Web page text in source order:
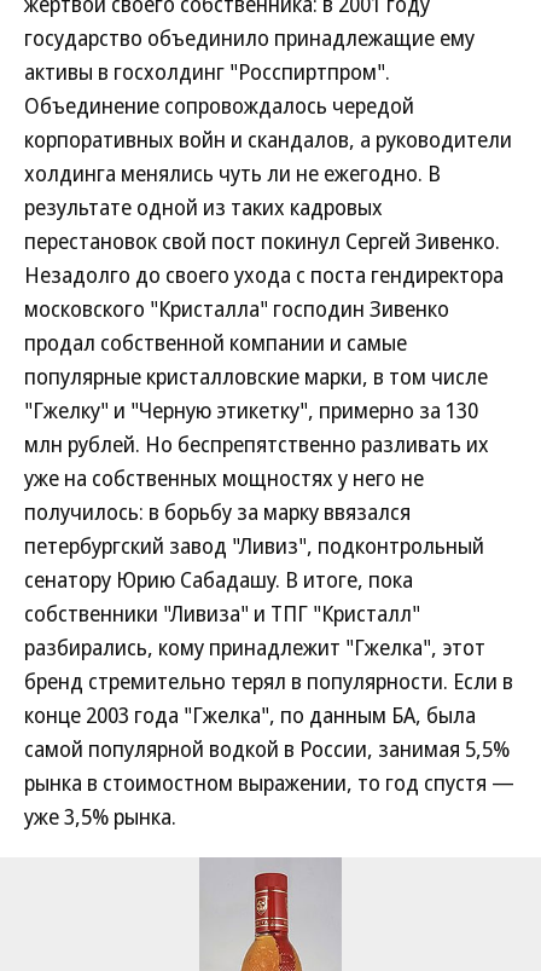
государство объединило принадлежащие ему
активы в госхолдинг "Росспиртпром".
Объединение сопровождалось чередой
корпоративных войн и скандалов, а руководители
холдинга менялись чуть ли не ежегодно. В
результате одной из таких кадровых
перестановок свой пост покинул Сергей Зивенко.
Незадолго до своего ухода с поста гендиректора
московского "Кристалла" господин Зивенко
продал собственной компании и самые
популярные кристалловские марки, в том числе
"Гжелку" и "Черную этикетку", примерно за 130
млн рублей. Но беспрепятственно разливать их
уже на собственных мощностях у него не
получилось: в борьбу за марку ввязался
петербургский завод "Ливиз", подконтрольный
сенатору Юрию Сабадашу. В итоге, пока
собственники "Ливиза" и ТПГ "Кристалл"
разбирались, кому принадлежит "Гжелка", этот
бренд стремительно терял в популярности. Если в
конце 2003 года "Гжелка", по данным БА, была
самой популярной водкой в России, занимая 5,5%
рынка в стоимостном выражении, то год спустя —
уже 3,5% рынка.